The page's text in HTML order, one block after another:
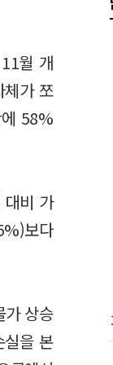
월 개
가 쪼
58%
대비 가
보다
가 상승
실을 본